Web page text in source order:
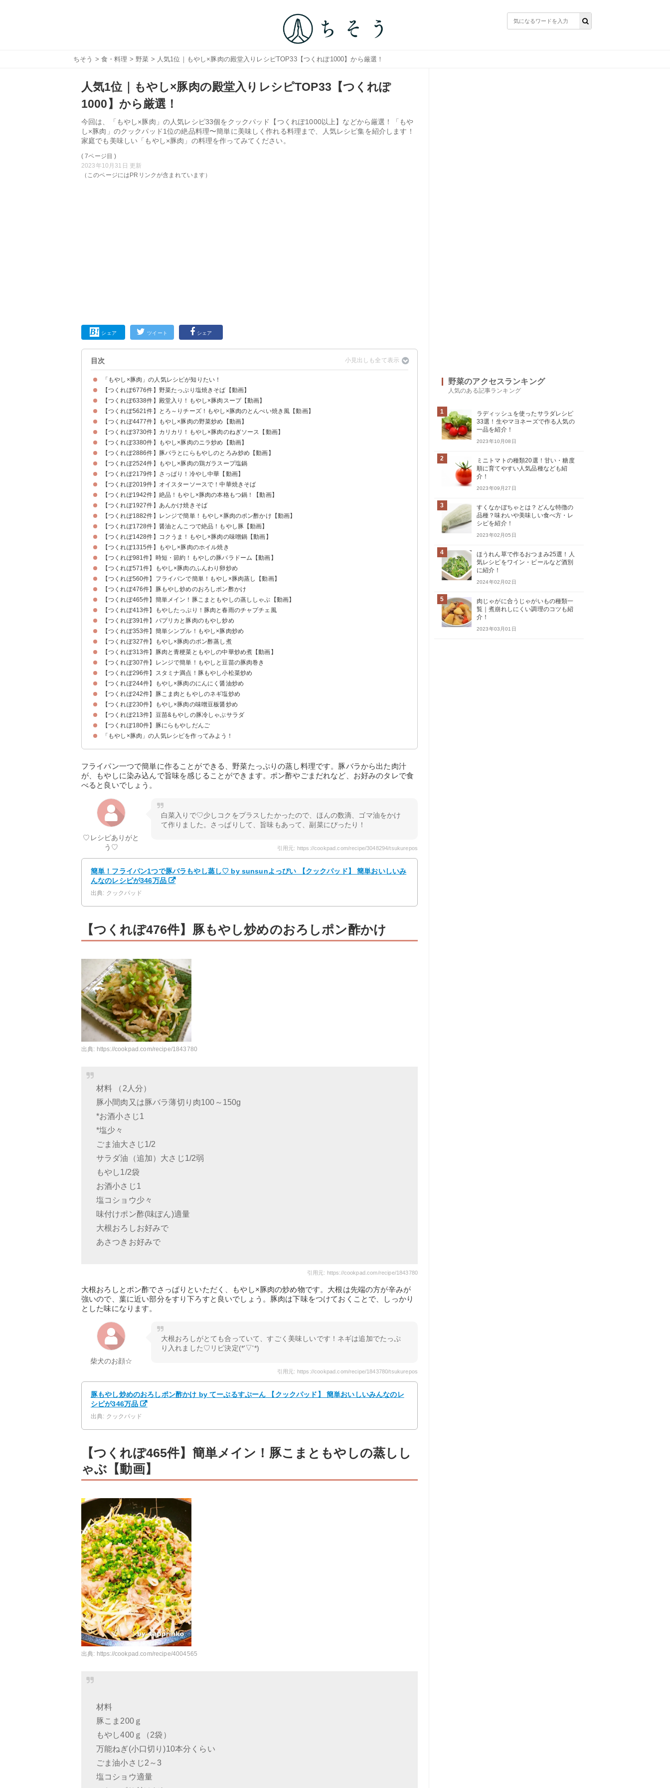
ちそう > 食・料理 > 野菜 > 人気1位｜もやし×豚肉の殿堂入りレシピTOP33【つくれぽ1000】から厳選！
人気1位｜もやし×豚肉の殿堂入りレシピTOP33【つくれぽ
1000】から厳選！
今回は、「もやし×豚肉」の人気レシピ33個をクックパッド【つくれぽ1000以上】などから厳選！「もや
し×豚肉」のクックパッド1位の絶品料理〜簡単に美味しく作れる料理まで、人気レシピ集を紹介します！
家庭でも美味しい「もやし×豚肉」の料理を作ってみてください。
( 7ページ目 )
2023年10月31日 更新
（このページにはPRリンクが含まれています）
シェア ツイート シェア
目次
「もやし×豚肉」の人気レシピが知りたい！
【つくれぽ6776件】野菜たっぷり塩焼きそば【動画】
【つくれぽ6338件】殿堂入り！もやし×豚肉スープ【動画】
【つくれぽ5621件】とろ～りチーズ！もやし×豚肉のとんぺい焼き風【動画】
【つくれぽ4477件】もやし×豚肉の野菜炒め【動画】
【つくれぽ3730件】カリカリ！もやし×豚肉のねぎソース【動画】
【つくれぽ3380件】もやし×豚肉のニラ炒め【動画】
【つくれぽ2886件】豚バラとにらもやしのとろみ炒め【動画】
【つくれぽ2524件】もやし×豚肉の鶏ガラスープ塩鍋
【つくれぽ2179件】さっぱり！冷やし中華【動画】
【つくれぽ2019件】オイスターソースで！中華焼きそば
【つくれぽ1942件】絶品！もやし×豚肉の本格もつ鍋！【動画】
【つくれぽ1927件】あんかけ焼きそば
【つくれぽ1882件】レンジで簡単！もやし×豚肉のポン酢かけ【動画】
【つくれぽ1728件】醤油とんこつで絶品！もやし豚【動画】
【つくれぽ1428件】コクうま！もやし×豚肉の味噌鍋【動画】
【つくれぽ1315件】もやし×豚肉のホイル焼き
【つくれぽ981件】時短・節約！もやしの豚バラドーム【動画】
【つくれぽ571件】もやし×豚肉のふんわり卵炒め
【つくれぽ560件】フライパンで簡単！もやし×豚肉蒸し【動画】
【つくれぽ476件】豚もやし炒めのおろしポン酢かけ
【つくれぽ465件】簡単メイン！豚こまともやしの蒸ししゃぶ【動画】
【つくれぽ413件】もやしたっぷり！豚肉と春雨のチャプチェ風
【つくれぽ391件】パプリカと豚肉のもやし炒め
【つくれぽ353件】簡単シンプル！もやし×豚肉炒め
【つくれぽ327件】もやし×豚肉のポン酢蒸し煮
【つくれぽ313件】豚肉と青梗菜ともやしの中華炒め煮【動画】
【つくれぽ307件】レンジで簡単！もやしと豆苗の豚肉巻き
【つくれぽ296件】スタミナ満点！豚もやし小松菜炒め
【つくれぽ244件】もやし×豚肉のにんにく醤油炒め
【つくれぽ242件】豚こま肉ともやしのネギ塩炒め
【つくれぽ230件】もやし×豚肉の味噌豆板醤炒め
【つくれぽ213件】豆苗&もやしの豚冷しゃぶサラダ
【つくれぽ180件】豚にらもやしだんご
「もやし×豚肉」の人気レシピを作ってみよう！
フライパン一つで簡単に作ることができる、野菜たっぷりの蒸し料理です。豚バラから出た肉汁
が、もやしに染み込んで旨味を感じることができます。ポン酢やごまだれなど、お好みのタレで食
べると良いでしょう。
♡レシピありがと
う♡
白菜入りで♡少しコクをプラスしたかったので、ほんの数滴、ゴマ油をかけ
て作りました。さっぱりして、旨味もあって、副菜にぴったり！
引用元: https://cookpad.com/recipe/3048294/tsukurepos
簡単！フライパン1つで豚バラもやし蒸し♡ by sunsunよっぴい 【クックパッド】 簡単おいしいみ
んなのレシピが346万品
出典: クックパッド
【つくれぽ476件】豚もやし炒めのおろしポン酢かけ
出典: https://cookpad.com/recipe/1843780
材料 （2人分）
豚小間肉又は豚バラ薄切り肉100～150g
*お酒小さじ1
*塩少々
ごま油大さじ1/2
サラダ油（追加）大さじ1/2弱
もやし1/2袋
お酒小さじ1
塩コショウ少々
味付けポン酢(味ぽん)適量
大根おろしお好みで
あさつきお好みで
引用元: https://cookpad.com/recipe/1843780
大根おろしとポン酢でさっぱりといただく、もやし×豚肉の炒め物です。大根は先端の方が辛みが
強いので、葉に近い部分をすり下ろすと良いでしょう。豚肉は下味をつけておくことで、しっかり
とした味になります。
柴犬のお顔☆
大根おろしがとても合っていて、すごく美味しいです！ネギは追加でたっぷ
り入れました♡リピ決定(*'▽'*)
引用元: https://cookpad.com/recipe/1843780/tsukurepos
豚もやし炒めのおろしポン酢かけ by てーぶるすぷーん 【クックパッド】 簡単おいしいみんなのレ
シピが346万品
出典: クックパッド
【つくれぽ465件】簡単メイン！豚こまともやしの蒸しし
ゃぶ【動画】
出典: https://cookpad.com/recipe/4004565
材料
豚こま200ｇ
もやし400ｇ（2袋）
万能ねぎ(小口切り)10本分くらい
ごま油小さじ2～3
塩コショウ適量
野菜のアクセスランキング
人気のある記事ランキング
1
ラディッシュを使ったサラダレシピ
33選！生やマヨネーズで作る人気の
一品を紹介！
2023年10月08日
2
ミニトマトの種類20選！甘い・糖度
順に育てやすい人気品種なども紹
介！
2023年09月27日
3
すくなかぼちゃとは？どんな特徴の
品種？味わいや美味しい食べ方・レ
シピを紹介！
2023年02月05日
4
ほうれん草で作るおつまみ25選！人
気レシピをワイン・ビールなど酒別
に紹介！
2024年02月02日
5
肉じゃがに合うじゃがいもの種類一
覧｜煮崩れしにくい調理のコツも紹
介！
2023年03月01日